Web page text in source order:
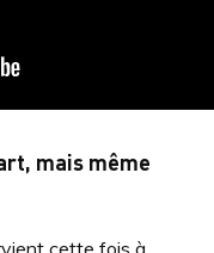
mais même
cette fois à